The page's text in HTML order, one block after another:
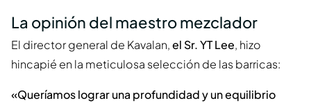
La opinión del maestro mezclador
El director general de Kavalan,el Sr. YT Lee, hizo
hincapié en la meticulosa selección de las barricas:
«Queríamos lograr una profundidad y un equilibrio